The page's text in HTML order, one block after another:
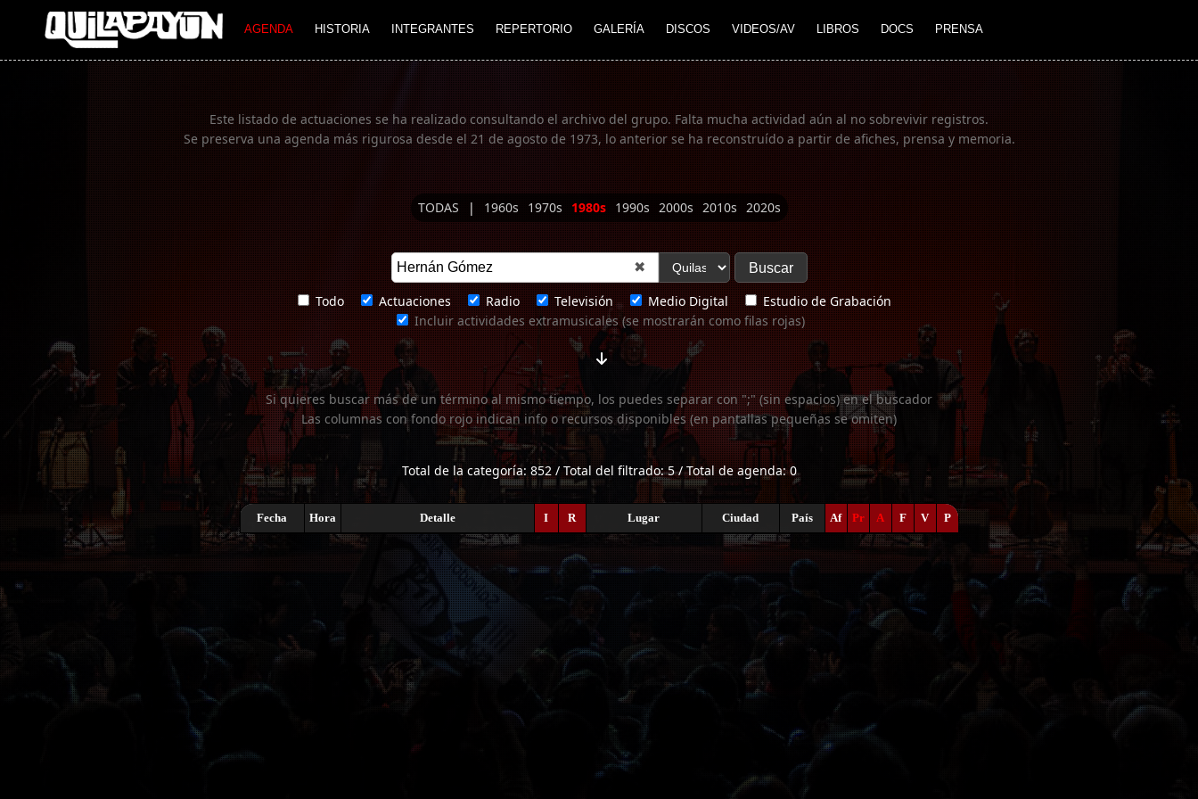
AGENDA HISTORIA INTEGRANTES REPERTORIO GALERÍA DISCOS VIDEOS/AV LIBROS DOCS PRENSA
Imagen 01
Este listado de actuaciones se ha realizado consultando el archivo del grupo. Falta mucha actividad aún al no sobrevivir registros.
Se preserva una agenda más rigurosa desde el 21 de agosto de 1973, lo anterior se ha reconstruído a partir de afiches, prensa y memoria.
TODAS | 1960s 1970s 1980s 1990s 2000s 2010s 2020s
✖
Todo Actuaciones Radio Televisión Medio Digital
Estudio de Grabación
Incluir actividades extramusicales (se mostrarán como filas rojas)
Si quieres buscar más de un término al mismo tiempo, los puedes separar con ";" (sin espacios) en el buscador
Las columnas con fondo rojo indican info o recursos disponibles (en pantallas pequeñas se omiten)
Total de la categoría: 852 / Total del filtrado: 5 / Total de agenda: 0
Fecha Hora Detalle I R Lugar Ciudad País Af Pr A F V P